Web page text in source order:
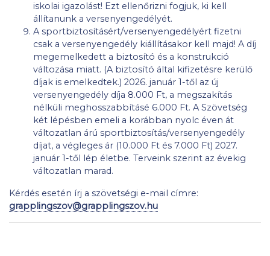
iskolai igazolást! Ezt ellenőrizni fogjuk, ki kell
állítanunk a versenyengedélyét.
A sportbiztosításért/versenyengedélyért fizetni
csak a versenyengedély kiállításakor kell majd! A díj
megemelkedett a biztosító és a konstrukció
változása miatt. (A biztosító által kifizetésre kerülő
díjak is emelkedtek.) 2026. január 1-től az új
versenyengedély díja 8.000 Ft, a megszakítás
nélküli meghosszabbításé 6.000 Ft. A Szövetség
két lépésben emeli a korábban nyolc éven át
változatlan árú sportbiztosítás/versenyengedély
díjat, a végleges ár (10.000 Ft és 7.000 Ft) 2027.
január 1-től lép életbe. Terveink szerint az évekig
változatlan marad.
Kérdés esetén írj a szövetségi e-mail címre:
grapplingszov@grapplingszov.hu